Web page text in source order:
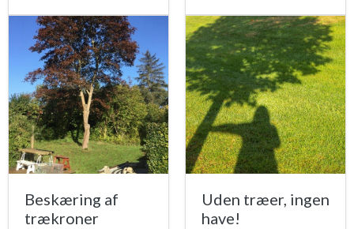
Beskæring af
trækroner
Uden træer, ingen
have!